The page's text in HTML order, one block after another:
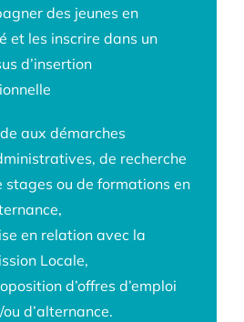
des jeunes en
et les inscrire dans un
d’insertion
aux démarches
de recherche
stages ou de formations en
en relation avec la
Locale,
d’offres d’emploi
d’alternance.